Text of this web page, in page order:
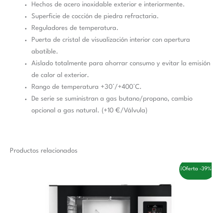
Hechos de acero inoxidable exterior e interiormente.
Superficie de cocción de piedra refractaria.
Reguladores de temperatura.
Puerta de cristal de visualización interior con apertura
abatible.
Aislado totalmente para ahorrar consumo y evitar la emisión
de calor al exterior.
Rango de temperatura +30°/+400°C.
De serie se suministran a gas butano/propano, cambio
opcional a gas natural. (+10 €/Válvula)
Productos relacionados
¡Oferta -39%!
6.200,00 €.3.770,00 €.